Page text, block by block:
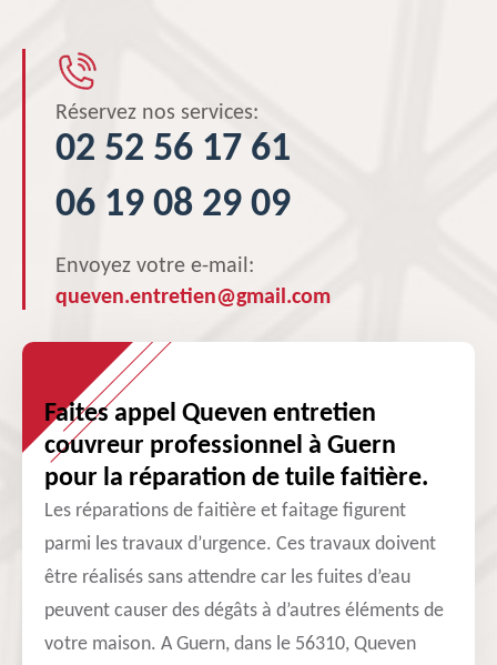
Réservez nos services:
02 52 56 17 61
06 19 08 29 09
Envoyez votre e-mail:
queven.entretien@gmail.com
Faites appel Queven entretien
couvreur professionnel à Guern
pour la réparation de tuile faitière.
Les réparations de faitière et faitage figurent
parmi les travaux d’urgence. Ces travaux doivent
être réalisés sans attendre car les fuites d’eau
peuvent causer des dégâts à d’autres éléments de
votre maison. A Guern, dans le 56310, Queven